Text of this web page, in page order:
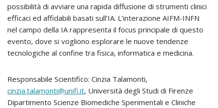
possibilità di avviare una rapida diffusione di strumenti clinici
efficaci ed affidabili basati sull’IA. L’interazione AIFM-INFN
nel campo della IA rappresenta il focus principale di questo
evento, dove si vogliono esplorare le nuove tendenze
tecnologiche al confine tra fisica, informatica e medicina.
Responsabile Scientifico: Cinzia Talamonti,
cinzia.talamonti@unifi.it, Università degli Studi di Firenze
Dipartimento Scienze Biomediche Sperimentali e Cliniche